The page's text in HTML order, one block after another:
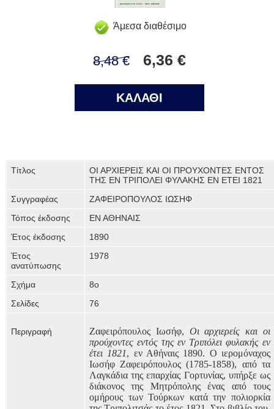
Άμεσα διαθέσιμο
8,48 € 6,36 €
ΚΑΛΑΘΙ
Τίτλος
ΟΙ ΑΡΧΙΕΡΕΙΣ ΚΑΙ ΟΙ ΠΡΟΥΧΟΝΤΕΣ ΕΝΤΟΣ
ΤΗΣ ΕΝ ΤΡΙΠΟΛΕΙ ΦΥΛΑΚΗΣ ΕΝ ΕΤΕΙ 1821
Συγγραφέας
ΖΑΦΕΙΡΟΠΟΥΛΟΣ ΙΩΣΗΦ
Τόπος έκδοσης
ΕΝ ΑΘΗΝΑΙΣ
Έτος έκδοσης
1890
Έτος
ανατύπωσης
1978
Σχήμα
8ο
Σελίδες
76
Περιγραφή Ζαφειρόπουλος Ιωσήφ, Οι αρχιερείς και οι
προύχοντες εντός της εν Τριπόλει φυλακής εν
έτει 1821, εν Αθήναις 1890. Ο ιερομόναχος
Ιωσήφ Ζαφειρόπουλος (1785-1858), από τα
Λαγκάδια της επαρχίας Γορτυνίας, υπήρξε ως
διάκονος της Μητρόπολης ένας από τους
ομήρους των Τούρκων κατά την πολιορκία